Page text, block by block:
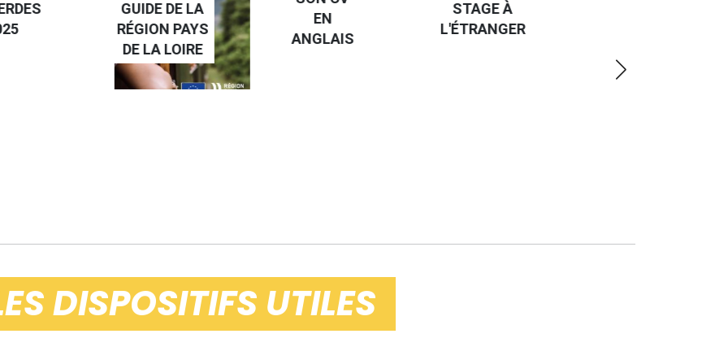
DE LA
PAYS
EN
ANGLAIS
STAGE À
L'ÉTRANGER
UN JOB À
L'ÉTRANGER
DISPOSITIFS UTILES